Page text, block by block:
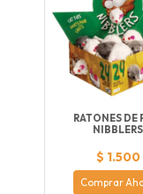
RATONES DE
NIBBLERS
$ 1.500
Comprar